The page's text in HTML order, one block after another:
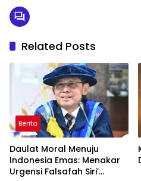
Related Posts
Berita
Daulat Moral Menuju
Indonesia Emas: Menakar
Urgensi Falsafah Siri’